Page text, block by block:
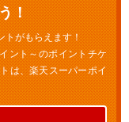
！
トがもらえます！
ント～のポイントチケ
は、楽天スーパーポイ